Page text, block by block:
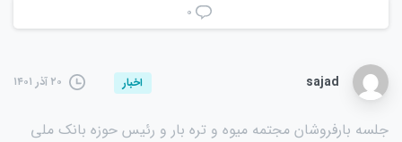
۰
sajad اخبار ۲۰ آذر ۱۴۰۱
جلسه بارفروشان مجتمه میوه و تره بار و رئیس حوزه بانک ملی